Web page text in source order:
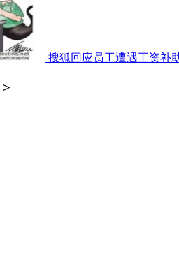
搜狐回应员工遭遇工资补
>